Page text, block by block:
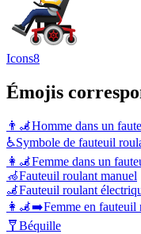
Icons8
Émojis
👨‍🦼Homme dans un
♿Symbole de fauteuil
👩‍🦼Femme dans un
🦽Fauteuil roulant manuel
🦼Fauteuil roulant
👩‍🦼‍➡️Femme en fauteuil
🩼Béquille